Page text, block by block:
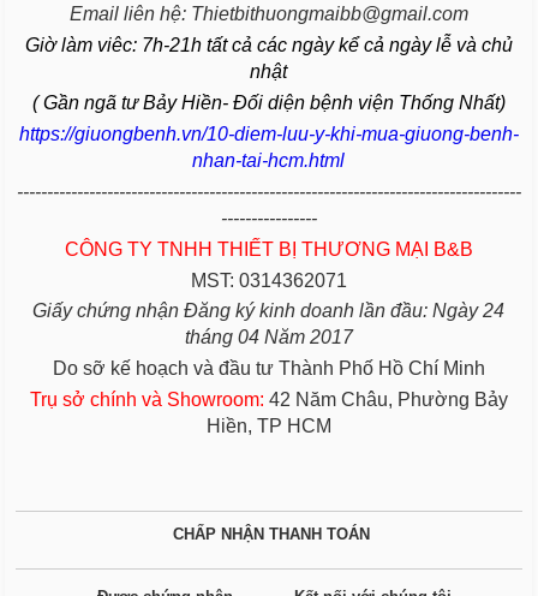
Email liên hệ: Thietbithuongmaibb@gmail.com
Giờ làm viêc: 7h-21h tất cả các ngày kể cả ngày lễ và chủ
nhật
( Gần ngã tư Bảy Hiền- Đối diện bệnh viện Thống Nhất)
https://giuongbenh.vn/10-diem-luu-y-khi-mua-giuong-benh-
nhan-tai-hcm.html
------------------------------------------------------------------------------------
----------------
CÔNG TY TNHH THIẾT BỊ THƯƠNG MẠI B&B
MST: 0314362071
Giấy chứng nhận Đăng ký kinh doanh lần đầu: Ngày 24
tháng 04 Năm 2017
Do sỡ kế hoạch và đầu tư Thành Phố Hồ Chí Minh
Trụ sở chính và Showroom: 42 Năm Châu, Phường Bảy
Hiền, TP HCM
CHẤP NHẬN THANH TOÁN